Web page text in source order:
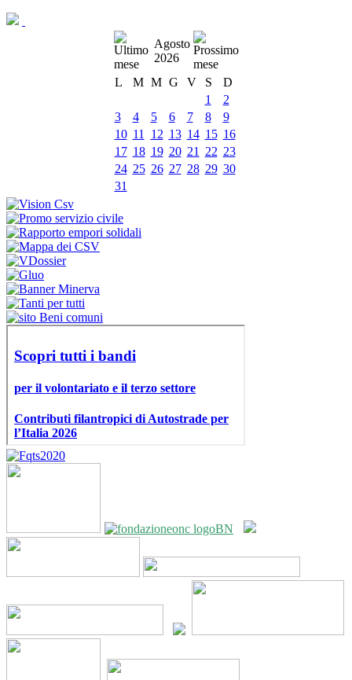
Agosto
2026
L
M M G V S
D
1
2
3
4 5 6 7 8
9
10 11 12 13 14 15 16
17 18 19 20 21 22 23
24 25 26 27 28 29 30
31